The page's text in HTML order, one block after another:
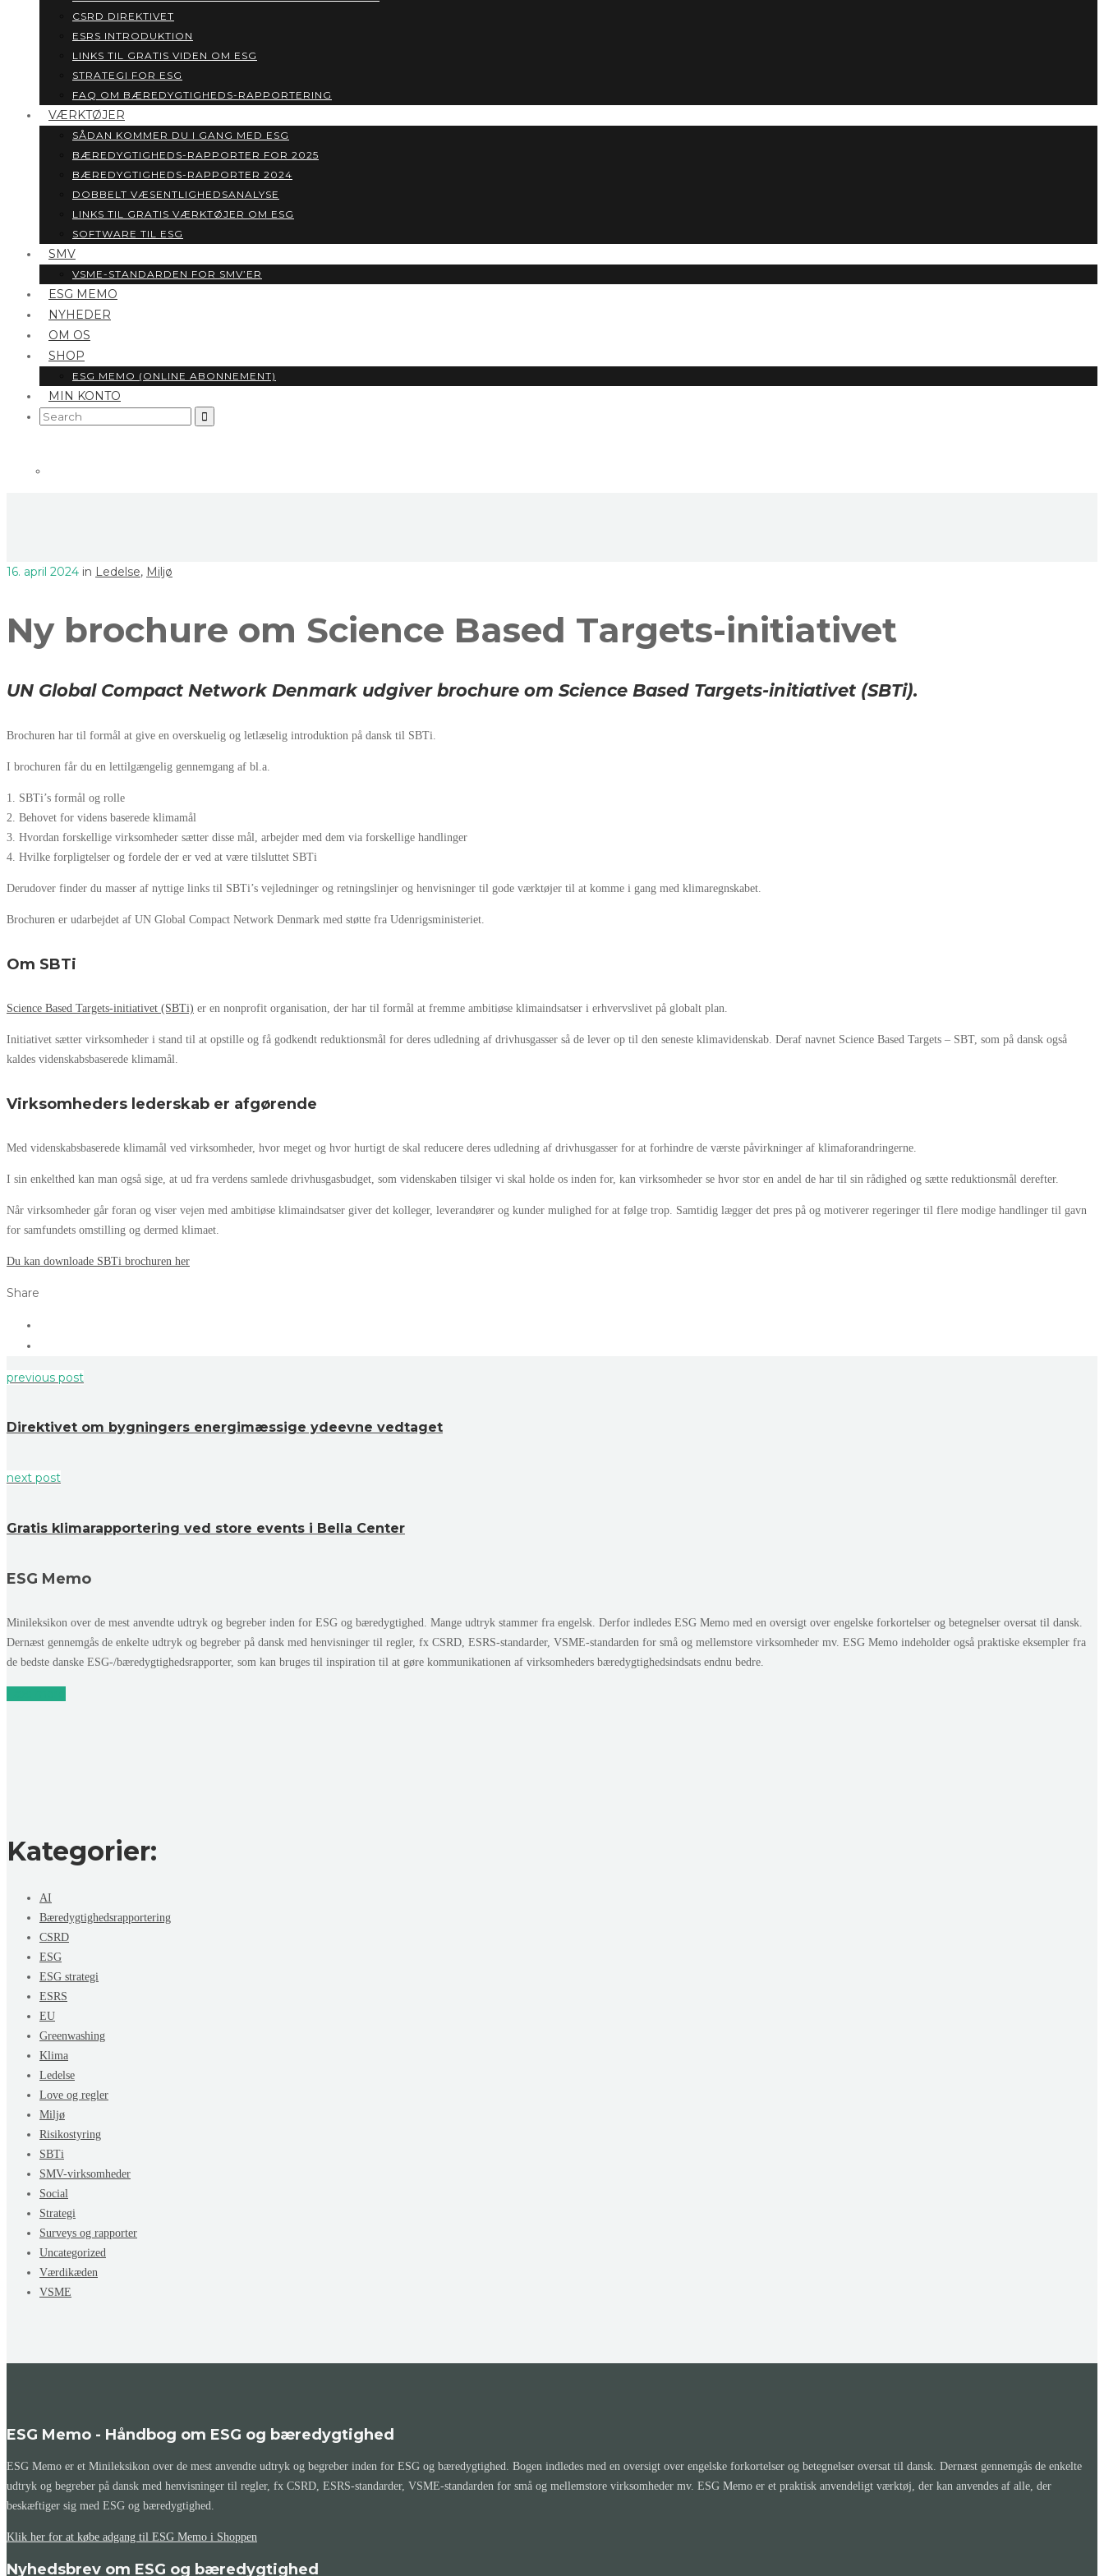
CSRD DIREKTIVET
ESRS INTRODUKTION
LINKS TIL GRATIS VIDEN OM ESG
STRATEGI FOR ESG
FAQ OM BÆREDYGTIGHEDS-RAPPORTERING
VÆRKTØJER
SÅDAN KOMMER DU I GANG MED ESG
BÆREDYGTIGHEDS-RAPPORTER FOR 2025
BÆREDYGTIGHEDS-RAPPORTER 2024
DOBBELT VÆSENTLIGHEDSANALYSE
LINKS TIL GRATIS VÆRKTØJER OM ESG
SOFTWARE TIL ESG
SMV
VSME-STANDARDEN FOR SMV’ER
ESG MEMO
NYHEDER
OM OS
SHOP
ESG MEMO (ONLINE ABONNEMENT)
MIN KONTO
Search
16. april 2024 in Ledelse, Miljø
Ny brochure om Science Based Targets-initiativet
UN Global Compact Network Denmark udgiver brochure om Science Based Targets-initiativet (SBTi).
Brochuren har til formål at give en overskuelig og letlæselig introduktion på dansk til SBTi.
I brochuren får du en lettilgængelig gennemgang af bl.a.
1. SBTi’s formål og rolle
2. Behovet for videns baserede klimamål
3. Hvordan forskellige virksomheder sætter disse mål, arbejder med dem via forskellige handlinger
4. Hvilke forpligtelser og fordele der er ved at være tilsluttet SBTi
Derudover finder du masser af nyttige links til SBTi’s vejledninger og retningslinjer og henvisninger til gode værktøjer til at komme i gang med klimaregnskabet.
Brochuren er udarbejdet af UN Global Compact Network Denmark med støtte fra Udenrigsministeriet.
Om SBTi
Science Based Targets-initiativet (SBTi) er en nonprofit organisation, der har til formål at fremme ambitiøse klimaindsatser i erhvervslivet på globalt plan.
Initiativet sætter virksomheder i stand til at opstille og få godkendt reduktionsmål for deres udledning af drivhusgasser så de lever op til den seneste klimavidenskab. Deraf navnet Science Based Targets – SBT, som på dansk også
kaldes videnskabsbaserede klimamål.
Virksomheders lederskab er afgørende
Med videnskabsbaserede klimamål ved virksomheder, hvor meget og hvor hurtigt de skal reducere deres udledning af drivhusgasser for at forhindre de værste påvirkninger af klimaforandringerne.
I sin enkelthed kan man også sige, at ud fra verdens samlede drivhusgasbudget, som videnskaben tilsiger vi skal holde os inden for, kan virksomheder se hvor stor en andel de har til sin rådighed og sætte reduktionsmål derefter.
Når virksomheder går foran og viser vejen med ambitiøse klimaindsatser giver det kolleger, leverandører og kunder mulighed for at følge trop. Samtidig lægger det pres på og motiverer regeringer til flere modige handlinger til gavn
for samfundets omstilling og dermed klimaet.
Du kan downloade SBTi brochuren her
Share
previous post
Direktivet om bygningers energimæssige ydeevne vedtaget
next post
Gratis klimarapportering ved store events i Bella Center
ESG Memo
Minileksikon over de mest anvendte udtryk og begreber inden for ESG og bæredygtighed. Mange udtryk stammer fra engelsk. Derfor indledes ESG Memo med en oversigt over engelske forkortelser og betegnelser oversat til dansk.
Dernæst gennemgås de enkelte udtryk og begreber på dansk med henvisninger til regler, fx CSRD, ESRS-standarder, VSME-standarden for små og mellemstore virksomheder mv. ESG Memo indeholder også praktiske eksempler fra
de bedste danske ESG-/bæredygtighedsrapporter, som kan bruges til inspiration til at gøre kommunikationen af virksomheders bæredygtighedsindsats endnu bedre.
Kategorier:
AI
Bæredygtighedsrapportering
CSRD
ESG
ESG strategi
ESRS
EU
Greenwashing
Klima
Ledelse
Love og regler
Miljø
Risikostyring
SBTi
SMV-virksomheder
Social
Strategi
Surveys og rapporter
Uncategorized
Værdikæden
VSME
ESG Memo - Håndbog om ESG og bæredygtighed
ESG Memo er et Minileksikon over de mest anvendte udtryk og begreber inden for ESG og bæredygtighed. Bogen indledes med en oversigt over engelske forkortelser og betegnelser oversat til dansk. Dernæst gennemgås de enkelte
udtryk og begreber på dansk med henvisninger til regler, fx CSRD, ESRS-standarder, VSME-standarden for små og mellemstore virksomheder mv. ESG Memo er et praktisk anvendeligt værktøj, der kan anvendes af alle, der
beskæftiger sig med ESG og bæredygtighed.
Klik her for at købe adgang til ESG Memo i Shoppen
Nyhedsbrev om ESG og bæredygtighed